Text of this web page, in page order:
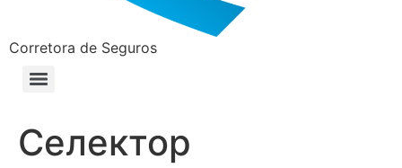
Corretora de Seguros
Селектор